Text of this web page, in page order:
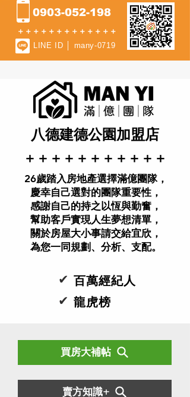
LINE ID │ many-0719
​＋＋＋＋＋＋＋＋＋＋＋＋＋
0903-052-198
26歲踏入房地產選擇滿億團隊，
慶幸自己選對的團隊重要性，
感謝自己的持之以恆與勤奮，
幫助客戶實現人生夢想清單，
關於房屋大小事請交給宜欣，
為您一同規劃、分析、支配。
​＋＋＋＋＋＋＋＋＋＋＋
✔
✔ 龍虎榜
百萬經紀人
八德建德公園加盟店
買房大補帖
賣方知識+